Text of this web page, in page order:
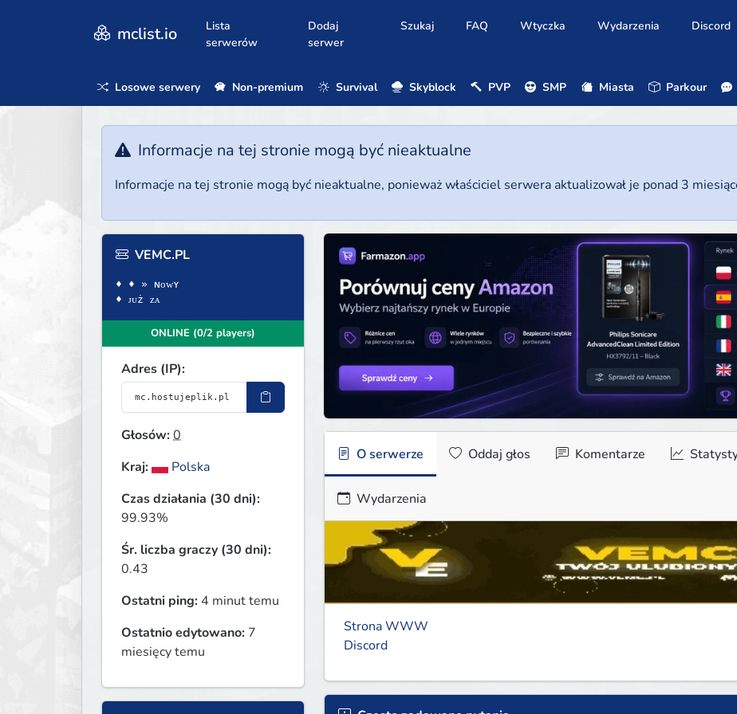
mclist.io
Lista
serwerów
Dodaj
serwer
Szukaj FAQ Wtyczka Wydarzenia Discord
Losowe serwery Non-premium Survival Skyblock PVP SMP Miasta Parkour
Informacje na tej stronie mogą być nieaktualne
Informacje na tej stronie mogą być nieaktualne, ponieważ właściciel serwera aktualizował je ponad 3
VEMC.PL
♦ ♦ » ɴᴏᴡʏ
♦ ᴊᴜż ᴢᴀ
ONLINE (0/2 players)
Adres (IP):
Głosów:0
Kraj:
Polska
Czas działania (30 dni):
99.93%
Śr. liczba graczy (30 dni):
0.43
Ostatni ping: 4 minut temu
Ostatnio edytowano: 7
miesięcy temu
O serwerze Oddaj głos Komentarze
Wydarzenia
Strona WWW
Discord